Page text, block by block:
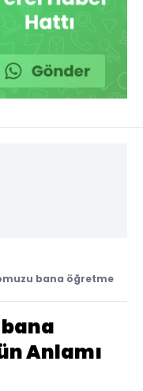
bana öğretme
Anlamı